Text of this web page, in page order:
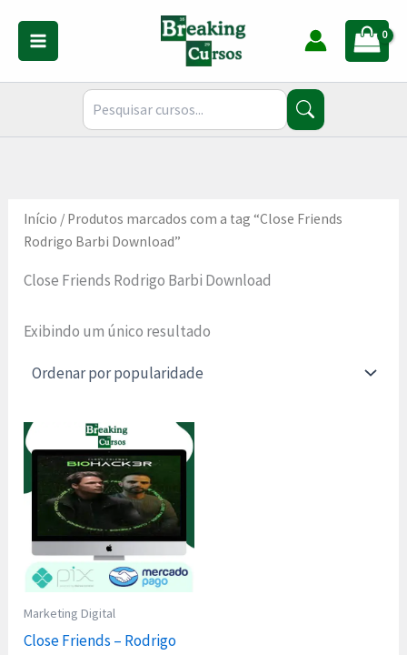
conteúdo
Início / Produtos marcados com a tag “Close Friends
Rodrigo Barbi Download”
Close Friends Rodrigo Barbi Download
Exibindo um único resultado
Marketing Digital
Close Friends – Rodrigo